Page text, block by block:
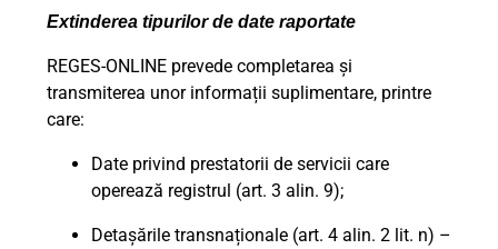
Extinderea tipurilor de date raportate
REGES-ONLINE prevede completarea și
transmiterea unor informații suplimentare, printre
care:
Date privind prestatorii de servicii care
operează registrul (art. 3 alin. 9);
Detașările transnaționale (art. 4 alin. 2 lit. n) –